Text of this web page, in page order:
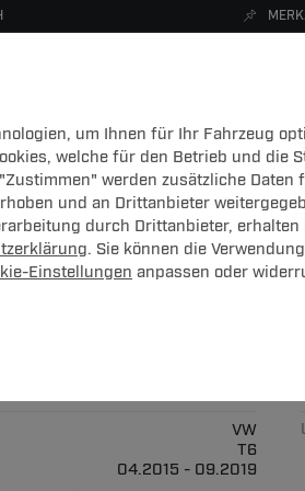
um Ihnen für Ihr Fahrzeug
welche für den Betrieb und die
werden zusätzliche Daten
und an Drittanbieter
durch Drittanbieter, erhalten
. Sie können die
Einstellungen anpassen oder
FAHRRADTRÄGER ZUBEHÖR
Camper
VW
T6
04.2015 - 09.2019